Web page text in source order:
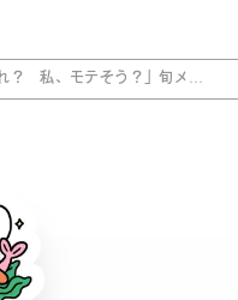
？ 私、モテそう？」旬メイ